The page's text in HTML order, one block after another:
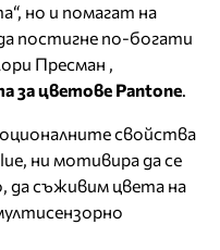
но и помагат на
постигне по-богати
Пресман ,
за цветове Pantone.
свойства
ни мотивира да се
да съживим цвета на